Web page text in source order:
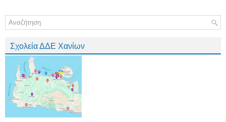
Σχολεία ΔΔΕ Χανίων